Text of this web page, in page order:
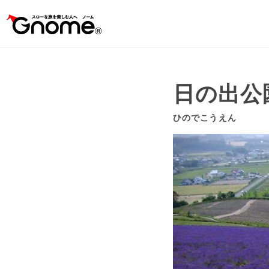
日の出公
ひのでこうえん